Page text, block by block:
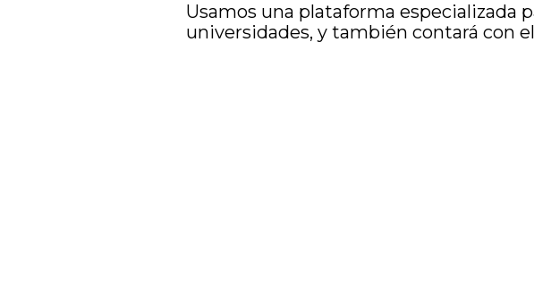
Usamos una plataforma especializada
universidades, y también contará con